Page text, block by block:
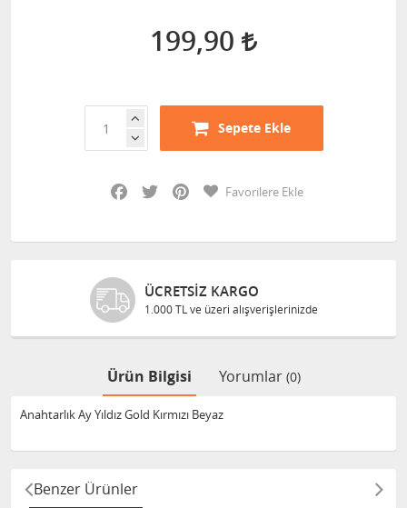
199,90
Sepete Ekle
Facebook
Twitter PinterestFavorilere Ekle
ÜCRETSIZ KARGO
1.000 TL ve üzeri alışverişlerinizde
Ürün Bilgisi Yorumlar (0)
Anahtarlık Ay Yıldız Gold Kırmızı Beyaz
Benzer Ürünler